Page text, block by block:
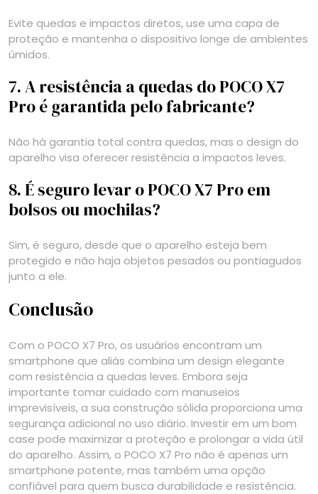
Evite quedas e impactos diretos, use uma capa de
proteção e mantenha o dispositivo longe de ambientes
úmidos.
7. A resistência a quedas do POCO X7
Pro é garantida pelo fabricante?
Não há garantia total contra quedas, mas o design do
aparelho visa oferecer resistência a impactos leves.
8. É seguro levar o POCO X7 Pro em
bolsos ou mochilas?
Sim, é seguro, desde que o aparelho esteja bem
protegido e não haja objetos pesados ou pontiagudos
junto a ele.
Conclusão
Com o POCO X7 Pro, os usuários encontram um
smartphone que aliás combina um design elegante
com resistência a quedas leves. Embora seja
importante tomar cuidado com manuseios
imprevisíveis, a sua construção sólida proporciona uma
segurança adicional no uso diário. Investir em um bom
case pode maximizar a proteção e prolongar a vida útil
do aparelho. Assim, o POCO X7 Pro não é apenas um
smartphone potente, mas também uma opção
confiável para quem busca durabilidade e resistência.